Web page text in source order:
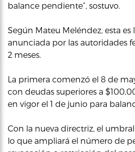
balance pendiente”, sostuvo.
Según Mateu Meléndez, esta es
anunciada por las autoridades
2 meses.
La primera comenzó el 8 de
con deudas superiores a
en vigor el 1 de junio para
Con la nueva directriz, el
lo que ampliará el número de